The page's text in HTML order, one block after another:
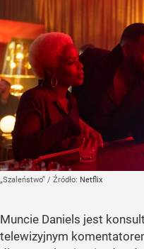
„Szaleństwo” / Źródło: Netflix
Muncie Daniels jest
telewizyjnym